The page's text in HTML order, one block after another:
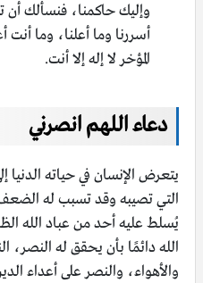
وإليك حاكمنا، فنسألك أن
أسررنا وما أعلنا، وما أنت
المؤخر لا إله إلا أنت.
دعاء اللهم انصرني
يتعرض الإنسان في حياته الدنيا
التي تصيبه وقد تسبب له
يُسلط عليه أحد من عباد الله
الله دائمًا بأن يحقق له
والأهواء، والنصر على أعداء